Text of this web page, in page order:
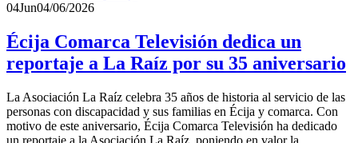
04Jun04/06/2026
Écija Comarca Televisión dedica un
reportaje a La Raíz por su 35 aniversario
La Asociación La Raíz celebra 35 años de historia al servicio de las
personas con discapacidad y sus familias en Écija y comarca. Con
motivo de este aniversario, Écija Comarca Televisión ha dedicado